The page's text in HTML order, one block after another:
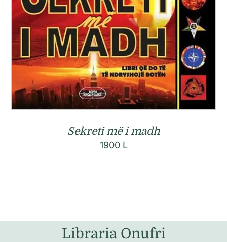
Sekreti më i madh
1900 L
Libraria Onufri